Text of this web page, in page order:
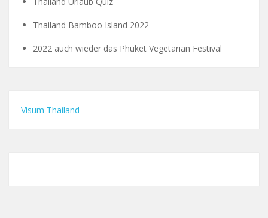
Thailand Bamboo Island 2022
2022 auch wieder das Phuket Vegetarian Festival
Visum Thailand